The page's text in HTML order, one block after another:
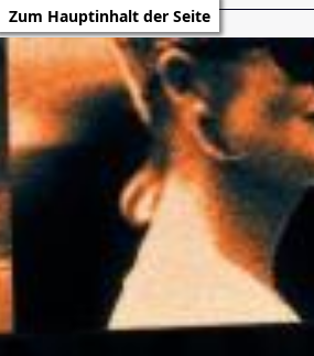
Zum Hauptinhalt der Seite